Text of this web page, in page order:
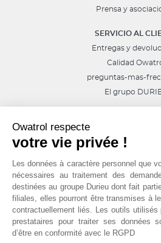
Owatrol respecte
votre vie privée !
Les données à caractère personnel que
nécessaires au traitement des
destinées au groupe Durieu dont fait
filiales, elles pourront être transmises à
contractuellement liés. Les outils utilisés
prestataires pour traiter ses données
d’être en conformité avec le RGPD
Prensa y
SERVICIO AL
Entregas y
Calidad
preguntas-mas-
El grupo
Síguenos en las
Consejos, sorteos,